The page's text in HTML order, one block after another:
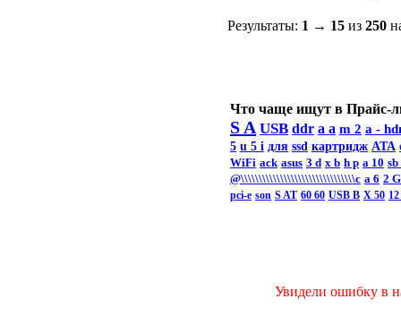
Результаты: 1 → 15 из 250
Что чаще ищут в Прайс-
S A USB ddr a a m 2 a -
5 u 5 i для ssd картридж ATA
WiFi ack asus 3 d x b h p a 10 sb
@\\\\\\\\\\\\\\\\\\\\\\\\\\\\\\\\c а 6 2
pci-e son S AT 60 60 USB B X 50
Увидели ошибку в